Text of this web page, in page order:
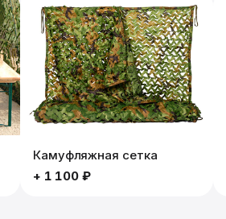
Камуфляжная сетка
+ 1 100 ₽